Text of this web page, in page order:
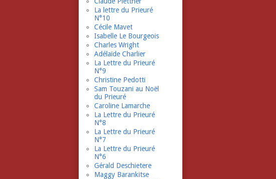
La lettre du Prieuré
N°10
Cécile Mavet
Isabelle Le Bourgeois
Charles Wright
Adélaïde Charlier
La Lettre du Prieuré
N°9
Christine Pedotti
Sam Touzani au Noël
du Prieuré
Caroline Lamarche
La Lettre du Prieuré
N°8
La Lettre du Prieuré
N°7
La Lettre du Prieuré
N°6
Gérald Deschietere
Maggy Barankitse